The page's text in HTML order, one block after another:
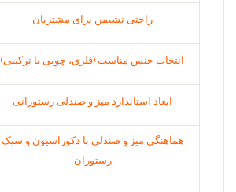
راحتی نشیمن برای مشتریان
انتخاب جنس مناسب (فلزی، چوبی یا ترکیبی)
ابعاد استاندارد میز و صندلی رستورانی
هماهنگی میز و صندلی با دکوراسیون و سبک
رستوران